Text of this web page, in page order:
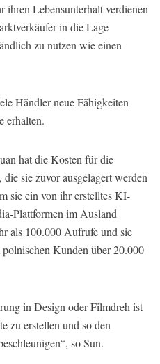
ihren Lebensunterhalt verdienen
in die Lage
zu nutzen wie einen
Händler neue Fähigkeiten
erhalten.
hat die Kosten für die
sie zuvor ausgelagert werden
sie ein von ihr erstelltes KI-
Plattformen im Ausland
als 100.000 Aufrufe und sie
Kunden über 20.000
in Design oder Filmdreh ist
zu erstellen und so den
so Sun.